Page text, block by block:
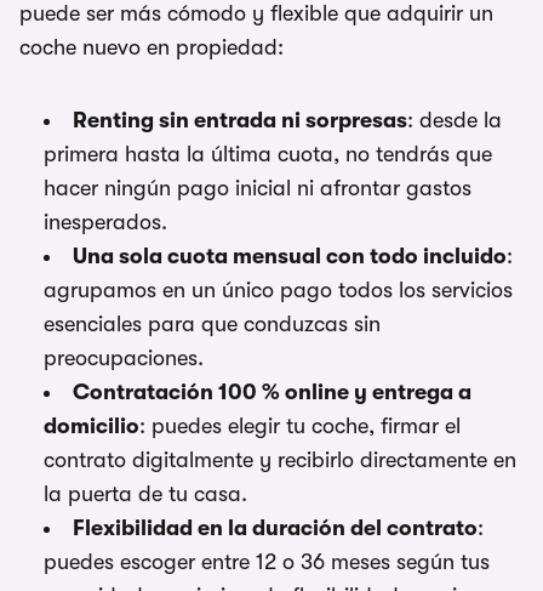
puede ser más cómodo y flexible que adquirir un
coche nuevo en propiedad:
Renting sin entrada ni sorpresas: desde la
primera hasta la última cuota, no tendrás que
hacer ningún pago inicial ni afrontar gastos
inesperados.
Una sola cuota mensual con todo incluido:
agrupamos en un único pago todos los servicios
esenciales para que conduzcas sin
preocupaciones.
Contratación 100 % online y entrega a
domicilio: puedes elegir tu coche, firmar el
contrato digitalmente y recibirlo directamente en
la puerta de tu casa.
Flexibilidad en la duración del contrato:
puedes escoger entre 12 o 36 meses según tus